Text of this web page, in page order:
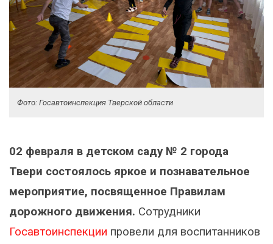
Фото: Госавтоинспекция Тверской области
02 февраля в детском саду № 2 города
Твери состоялось яркое и познавательное
мероприятие, посвященное Правилам
дорожного движения. Сотрудники
Госавтоинспекции провели для воспитанников